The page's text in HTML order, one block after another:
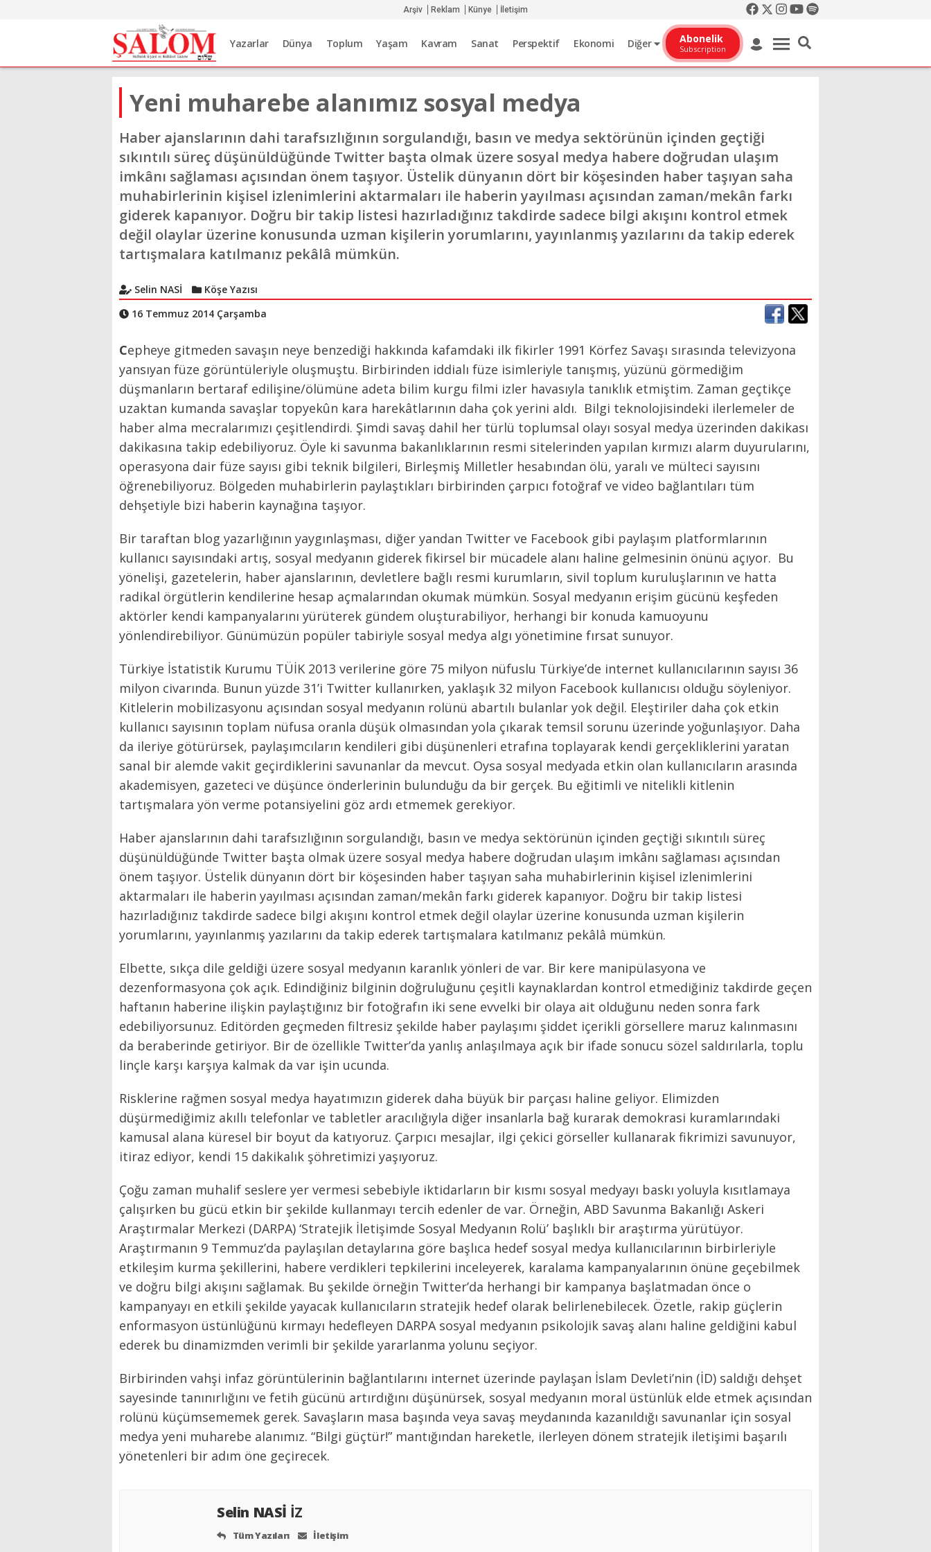
Arşiv Reklam Künye İletişim
Yazarlar Dünya Toplum Yaşam Kavram Sanat Perspektif Ekonomi Diğer Abonelik
Subscription
Yeni muharebe alanımız sosyal medya
Haber ajanslarının dahi tarafsızlığının sorgulandığı, basın ve medya sektörünün içinden geçtiği
sıkıntılı süreç düşünüldüğünde Twitter başta olmak üzere sosyal medya habere doğrudan ulaşım
imkânı sağlaması açısından önem taşıyor. Üstelik dünyanın dört bir köşesinden haber taşıyan saha
muhabirlerinin kişisel izlenimlerini aktarmaları ile haberin yayılması açısından zaman/mekân farkı
giderek kapanıyor. Doğru bir takip listesi hazırladığınız takdirde sadece bilgi akışını kontrol etmek
değil olaylar üzerine konusunda uzman kişilerin yorumlarını, yayınlanmış yazılarını da takip ederek
tartışmalara katılmanız pekâlâ mümkün.
Selin NASİ
Köşe Yazısı
16 Temmuz 2014 Çarşamba
Cepheye gitmeden savaşın neye benzediği hakkında kafamdaki ilk fikirler 1991 Körfez Savaşı sırasında televizyona
yansıyan füze görüntüleriyle oluşmuştu. Birbirinden iddialı füze isimleriyle tanışmış, yüzünü görmediğim
düşmanların bertaraf edilişine/ölümüne adeta bilim kurgu filmi izler havasıyla tanıklık etmiştim. Zaman geçtikçe
uzaktan kumanda savaşlar topyekûn kara harekâtlarının daha çok yerini aldı. Bilgi teknolojisindeki ilerlemeler de
haber alma mecralarımızı çeşitlendirdi. Şimdi savaş dahil her türlü toplumsal olayı sosyal medya üzerinden dakikası
dakikasına takip edebiliyoruz. Öyle ki savunma bakanlıklarının resmi sitelerinden yapılan kırmızı alarm duyurularını,
operasyona dair füze sayısı gibi teknik bilgileri, Birleşmiş Milletler hesabından ölü, yaralı ve mülteci sayısını
öğrenebiliyoruz. Bölgeden muhabirlerin paylaştıkları birbirinden çarpıcı fotoğraf ve video bağlantıları tüm
dehşetiyle bizi haberin kaynağına taşıyor.
Bir taraftan blog yazarlığının yaygınlaşması, diğer yandan Twitter ve Facebook gibi paylaşım platformlarının
kullanıcı sayısındaki artış, sosyal medyanın giderek fikirsel bir mücadele alanı haline gelmesinin önünü açıyor. Bu
yönelişi, gazetelerin, haber ajanslarının, devletlere bağlı resmi kurumların, sivil toplum kuruluşlarının ve hatta
radikal örgütlerin kendilerine hesap açmalarından okumak mümkün. Sosyal medyanın erişim gücünü keşfeden
aktörler kendi kampanyalarını yürüterek gündem oluşturabiliyor, herhangi bir konuda kamuoyunu
yönlendirebiliyor. Günümüzün popüler tabiriyle sosyal medya algı yönetimine fırsat sunuyor.
Türkiye İstatistik Kurumu TÜİK 2013 verilerine göre 75 milyon nüfuslu Türkiye’de internet kullanıcılarının sayısı 36
milyon civarında. Bunun yüzde 31’i Twitter kullanırken, yaklaşık 32 milyon Facebook kullanıcısı olduğu söyleniyor.
Kitlelerin mobilizasyonu açısından sosyal medyanın rolünü abartılı bulanlar yok değil. Eleştiriler daha çok etkin
kullanıcı sayısının toplam nüfusa oranla düşük olmasından yola çıkarak temsil sorunu üzerinde yoğunlaşıyor. Daha
da ileriye götürürsek, paylaşımcıların kendileri gibi düşünenleri etrafına toplayarak kendi gerçekliklerini yaratan
sanal bir alemde vakit geçirdiklerini savunanlar da mevcut. Oysa sosyal medyada etkin olan kullanıcıların arasında
akademisyen, gazeteci ve düşünce önderlerinin bulunduğu da bir gerçek. Bu eğitimli ve nitelikli kitlenin
tartışmalara yön verme potansiyelini göz ardı etmemek gerekiyor.
Haber ajanslarının dahi tarafsızlığının sorgulandığı, basın ve medya sektörünün içinden geçtiği sıkıntılı süreç
düşünüldüğünde Twitter başta olmak üzere sosyal medya habere doğrudan ulaşım imkânı sağlaması açısından
önem taşıyor. Üstelik dünyanın dört bir köşesinden haber taşıyan saha muhabirlerinin kişisel izlenimlerini
aktarmaları ile haberin yayılması açısından zaman/mekân farkı giderek kapanıyor. Doğru bir takip listesi
hazırladığınız takdirde sadece bilgi akışını kontrol etmek değil olaylar üzerine konusunda uzman kişilerin
yorumlarını, yayınlanmış yazılarını da takip ederek tartışmalara katılmanız pekâlâ mümkün.
Elbette, sıkça dile geldiği üzere sosyal medyanın karanlık yönleri de var. Bir kere manipülasyona ve
dezenformasyona çok açık. Edindiğiniz bilginin doğruluğunu çeşitli kaynaklardan kontrol etmediğiniz takdirde geçen
haftanın haberine ilişkin paylaştığınız bir fotoğrafın iki sene evvelki bir olaya ait olduğunu neden sonra fark
edebiliyorsunuz. Editörden geçmeden filtresiz şekilde haber paylaşımı şiddet içerikli görsellere maruz kalınmasını
da beraberinde getiriyor. Bir de özellikle Twitter’da yanlış anlaşılmaya açık bir ifade sonucu sözel saldırılarla, toplu
linçle karşı karşıya kalmak da var işin ucunda.
Risklerine rağmen sosyal medya hayatımızın giderek daha büyük bir parçası haline geliyor. Elimizden
düşürmediğimiz akıllı telefonlar ve tabletler aracılığıyla diğer insanlarla bağ kurarak demokrasi kuramlarındaki
kamusal alana küresel bir boyut da katıyoruz. Çarpıcı mesajlar, ilgi çekici görseller kullanarak fikrimizi savunuyor,
itiraz ediyor, kendi 15 dakikalık şöhretimizi yaşıyoruz.
Çoğu zaman muhalif seslere yer vermesi sebebiyle iktidarların bir kısmı sosyal medyayı baskı yoluyla kısıtlamaya
çalışırken bu gücü etkin bir şekilde kullanmayı tercih edenler de var. Örneğin, ABD Savunma Bakanlığı Askeri
Araştırmalar Merkezi (DARPA) ‘Stratejik İletişimde Sosyal Medyanın Rolü’ başlıklı bir araştırma yürütüyor.
Araştırmanın 9 Temmuz’da paylaşılan detaylarına göre başlıca hedef sosyal medya kullanıcılarının birbirleriyle
etkileşim kurma şekillerini, habere verdikleri tepkilerini inceleyerek, karalama kampanyalarının önüne geçebilmek
ve doğru bilgi akışını sağlamak. Bu şekilde örneğin Twitter’da herhangi bir kampanya başlatmadan önce o
kampanyayı en etkili şekilde yayacak kullanıcıların stratejik hedef olarak belirlenebilecek. Özetle, rakip güçlerin
enformasyon üstünlüğünü kırmayı hedefleyen DARPA sosyal medyanın psikolojik savaş alanı haline geldiğini kabul
ederek bu dinamizmden verimli bir şekilde yararlanma yolunu seçiyor.
Birbirinden vahşi infaz görüntülerinin bağlantılarını internet üzerinde paylaşan İslam Devleti’nin (İD) saldığı dehşet
sayesinde tanınırlığını ve fetih gücünü artırdığını düşünürsek, sosyal medyanın moral üstünlük elde etmek açısından
rolünü küçümsememek gerek. Savaşların masa başında veya savaş meydanında kazanıldığı savunanlar için sosyal
medya yeni muharebe alanımız. “Bilgi güçtür!” mantığından hareketle, ilerleyen dönem stratejik iletişimi başarılı
yönetenleri bir adım öne geçirecek.
Selin NASİ İZ
Tüm Yazıları İletişim